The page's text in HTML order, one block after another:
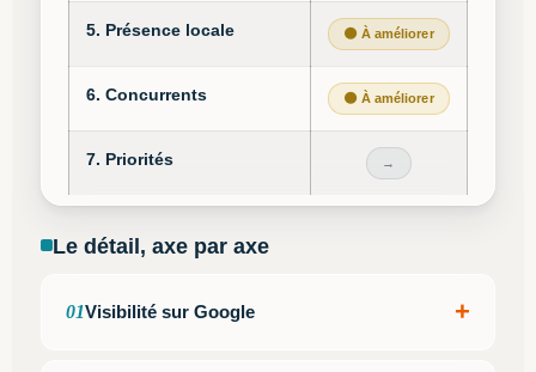
5. Présence locale 🟠 À améliorer
6. Concurrents 🟠 À améliorer
7. Priorités →
Le détail, axe par axe
01Visibilité sur Google +